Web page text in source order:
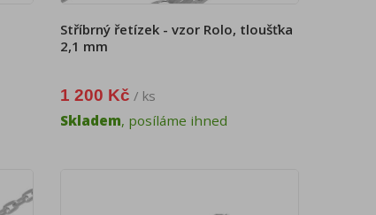
Stříbrný řetízek - vzor Rolo, tloušťka
2,1 mm
1 200 Kč / ks
Skladem, posíláme ihned